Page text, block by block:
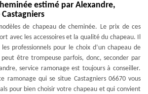
estimé par Alexandre,
de chapeau de cheminée. Le prix de ces
avec les accessoires et la qualité du chapeau. Il
professionnels pour le choix d’un chapeau de
peut être trompeuse parfois, donc, seconder par
service ramonage est toujours à conseiller.
ramonage qui se situe Castagniers 06670 vous
pour bien choisir votre chapeau et qui convient